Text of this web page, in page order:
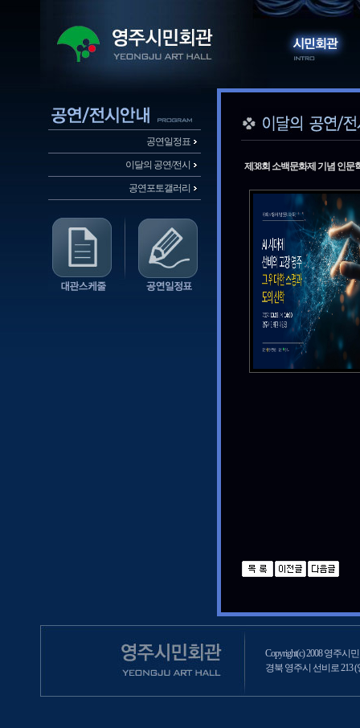
공연일정표
이달의 공연/전시
공연포토갤러리
제38회 소백문화제 기념 인문
Copyright(c) 2008 영주시
경북 영주시 선비로 213 (